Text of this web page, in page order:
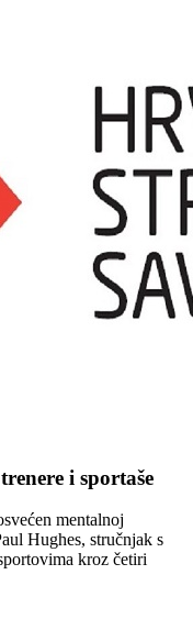
i sportaše
mentalnoj
Hughes, stručnjak s
kroz četiri